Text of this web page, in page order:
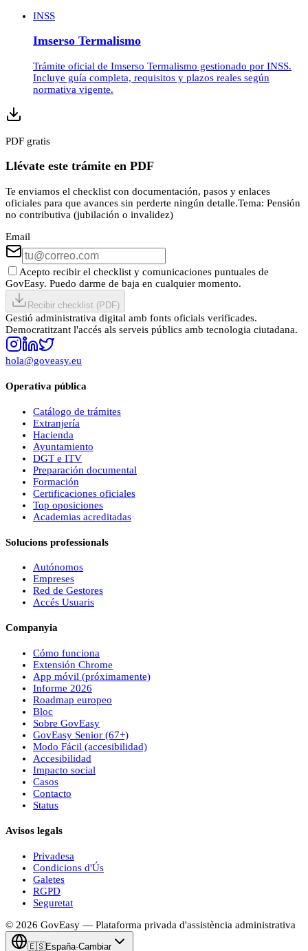
INSS
Imserso Termalismo
Trámite oficial de Imserso Termalismo gestionado por INSS.
Incluye guía completa, requisitos y plazos reales según
normativa vigente.
PDF gratis
Llévate este trámite en PDF
Te enviamos el checklist con documentación, pasos y enlaces
oficiales para que avances sin perderte ningún detalle.Tema: Pensión
no contributiva (jubilación o invalidez)
Email
Acepto recibir el checklist y comunicaciones puntuales de
GovEasy. Puedo darme de baja en cualquier momento.
Recibir checklist (PDF)
Gestió administrativa digital amb fonts oficials verificades.
Democratitzant l'accés als serveis públics amb tecnologia ciutadana.
hola@goveasy.eu
Operativa pública
Catálogo de trámites
Extranjería
Hacienda
Ayuntamiento
DGT e ITV
Preparación documental
Formación
Certificaciones oficiales
Top oposiciones
Academias acreditadas
Solucions professionals
Autónomos
Empreses
Red de Gestores
Accés Usuaris
Companyia
Cómo funciona
Extensión Chrome
App móvil (próximamente)
Informe 2026
Roadmap europeo
Bloc
Sobre GovEasy
GovEasy Senior (67+)
Modo Fácil (accesibilidad)
Accesibilidad
Impacto social
Casos
Contacto
Status
Avisos legals
Privadesa
Condicions d'Ús
Galetes
RGPD
Seguretat
© 2026 GovEasy — Plataforma privada d'assistència administrativa
🇪🇸España·Cambiar